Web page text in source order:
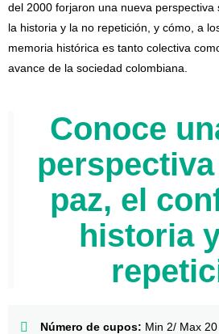
del 2000 forjaron una nueva perspectiva
la historia y la no repetición, y cómo, a
memoria histórica es tanto colectiva
avance de la sociedad colombiana.
Conoce
paz, el
historia
Número de cupos: Min 2/ Max 20